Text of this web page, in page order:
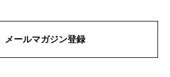
メールマガジン登録